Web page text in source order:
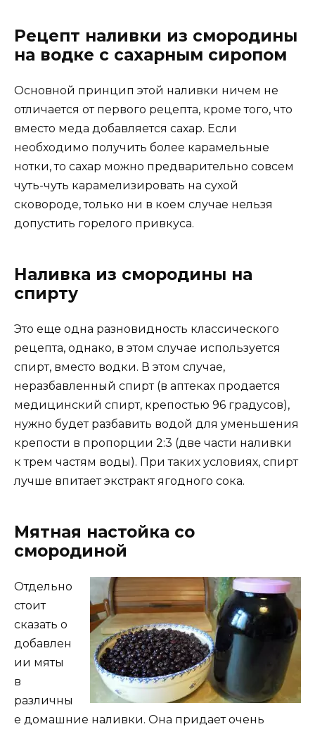
Рецепт наливки из смородины
на водке с сахарным сиропом
Основной принцип этой наливки ничем не
отличается от первого рецепта, кроме того, что
вместо меда добавляется сахар. Если
необходимо получить более карамельные
нотки, то сахар можно предварительно совсем
чуть-чуть карамелизировать на сухой
сковороде, только ни в коем случае нельзя
допустить горелого привкуса.
Наливка из смородины на
спирту
Это еще одна разновидность классического
рецепта, однако, в этом случае используется
спирт, вместо водки. В этом случае,
неразбавленный спирт (в аптеках продается
медицинский спирт, крепостью 96 градусов),
нужно будет разбавить водой для уменьшения
крепости в пропорции 2:3 (две части наливки
к трем частям воды). При таких условиях, спирт
лучше впитает экстракт ягодного сока.
Мятная настойка со
смородиной
Отдельно
стоит
сказать о
добавлен
ии мяты
в
различны
е домашние наливки. Она придает очень